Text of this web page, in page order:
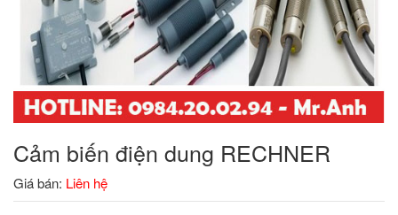
Cảm biến điện dung RECHNER
Giá bán: Liên hệ